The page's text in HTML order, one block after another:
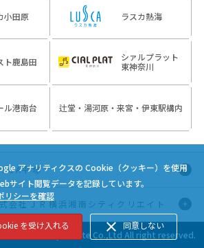
小田原 ラスカ熱海
ト鹿島田
シァルプラット
東神奈川
ル港南台 辻堂・湯河原・来宮・伊東駅構内
平塚
ショップ検索
フロアガイド
会社ＪＲ横浜湘南シティクリエイト
ニュースリリース
Shonan City Create Co.,Ltd All right reserved.
アナリティクスの Cookie（クッキー）を使用
サイト閲覧データを記録しています。
リシーを確認
を受け入れる close 同意しない